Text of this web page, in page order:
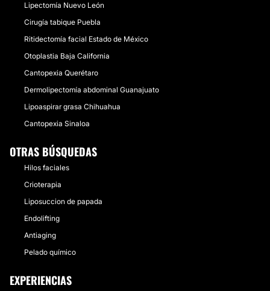
Lipectomía Nuevo León
Cirugía tabique Puebla
Ritidectomía facial Estado de México
Otoplastia Baja California
Cantopexia Querétaro
Dermolipectomía abdominal Guanajuato
Lipoaspirar grasa Chihuahua
Cantopexia Sinaloa
OTRAS BÚSQUEDAS
Hilos faciales
Crioterapia
Liposuccion de papada
Endolifting
Antiaging
Pelado químico
EXPERIENCIAS